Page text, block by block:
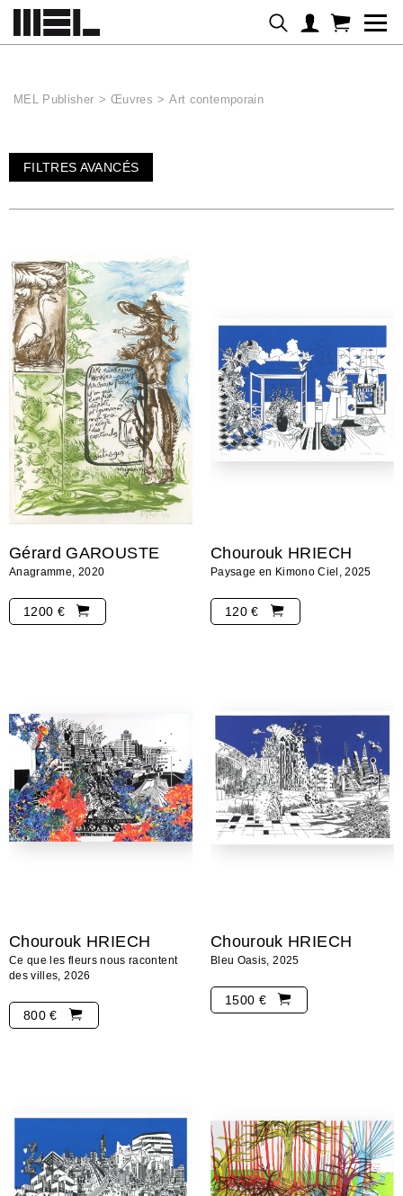
MEL Publisher > Œuvres > Art contemporain
FILTRES AVANCÉS
TRIER PAR Artiste Titre
ARTISTES
# A B C D E F G H I J K L O P Q R S T U V W X Y Z
Gérard GAROUSTE
Anagramme, 2020
1200 €
Chourouk HRIECH
Paysage en Kimono Ciel, 2025
120 €
Chourouk HRIECH
Ce que les fleurs nous racontent
des villes, 2026
800 €
Chourouk HRIECH
Bleu Oasis, 2025
1500 €
Panneau de gestion des cookies